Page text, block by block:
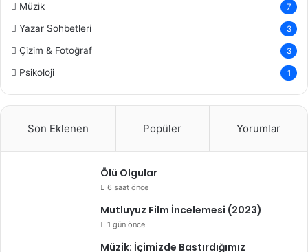
Müzik 7
Yazar Sohbetleri 3
Çizim & Fotoğraf 3
Psikoloji 1
Son Eklenen Popüler Yorumlar
Ölü Olgular
6 saat önce
Mutluyuz Film İncelemesi (2023)
1 gün önce
Müzik: İçimizde Bastırdığımız